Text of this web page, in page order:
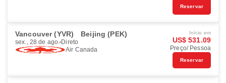
Reservar
Vancouver (YVR) Beijing (PEK)
sex., 28 de ago. Direto
Air Canada
Início em
US$ 531.09
Preço/ Pessoa
Reservar